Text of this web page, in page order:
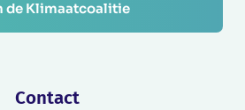
de Klimaatcoalitie
Contact